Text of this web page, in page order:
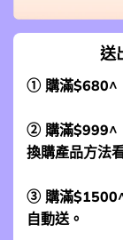
送
① 購滿$680^
② 購滿$999^
換購產品方法
③ 購滿$1500^
自動送。